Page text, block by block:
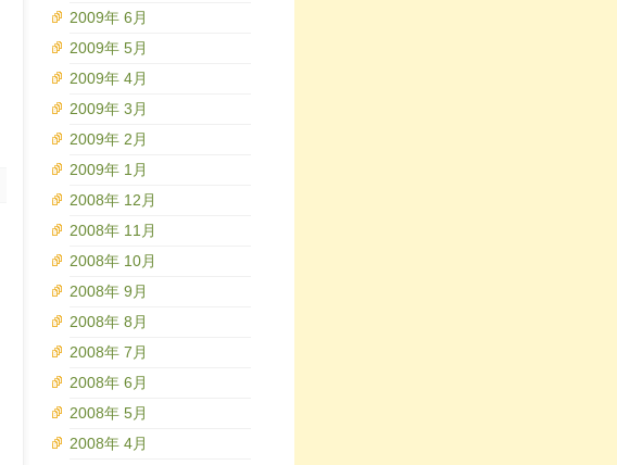
2009年 6月
2009年 5月
2009年 4月
2009年 3月
2009年 2月
2009年 1月
2008年 12月
2008年 11月
2008年 10月
2008年 9月
2008年 8月
2008年 7月
2008年 6月
2008年 5月
2008年 4月